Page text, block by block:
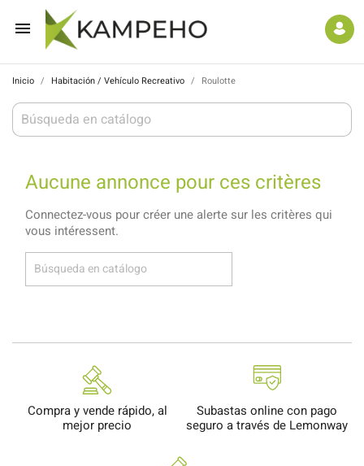

Inicio Habitación / Vehículo Recreativo Roulotte
Aucune annonce pour ces critères
Connectez-vous pour créer une alerte sur les critères qui
vous intéressent.
Compra y vende rápido, al
mejor precio
Subastas online con pago
seguro a través de Lemonway